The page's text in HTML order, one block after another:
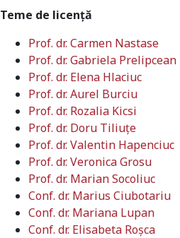
Teme de licenţă
Prof. dr. Carmen Nastase
Prof. dr. Gabriela Prelipcean
Prof. dr. Elena Hlaciuc
Prof. dr. Aurel Burciu
Prof. dr. Rozalia Kicsi
Prof. dr. Doru Tiliuţe
Prof. dr. Valentin Hapenciuc
Prof. dr. Veronica Grosu
Prof. dr. Marian Socoliuc
Conf. dr. Marius Ciubotariu
Conf. dr. Mariana Lupan
Conf. dr. Elisabeta Roşca